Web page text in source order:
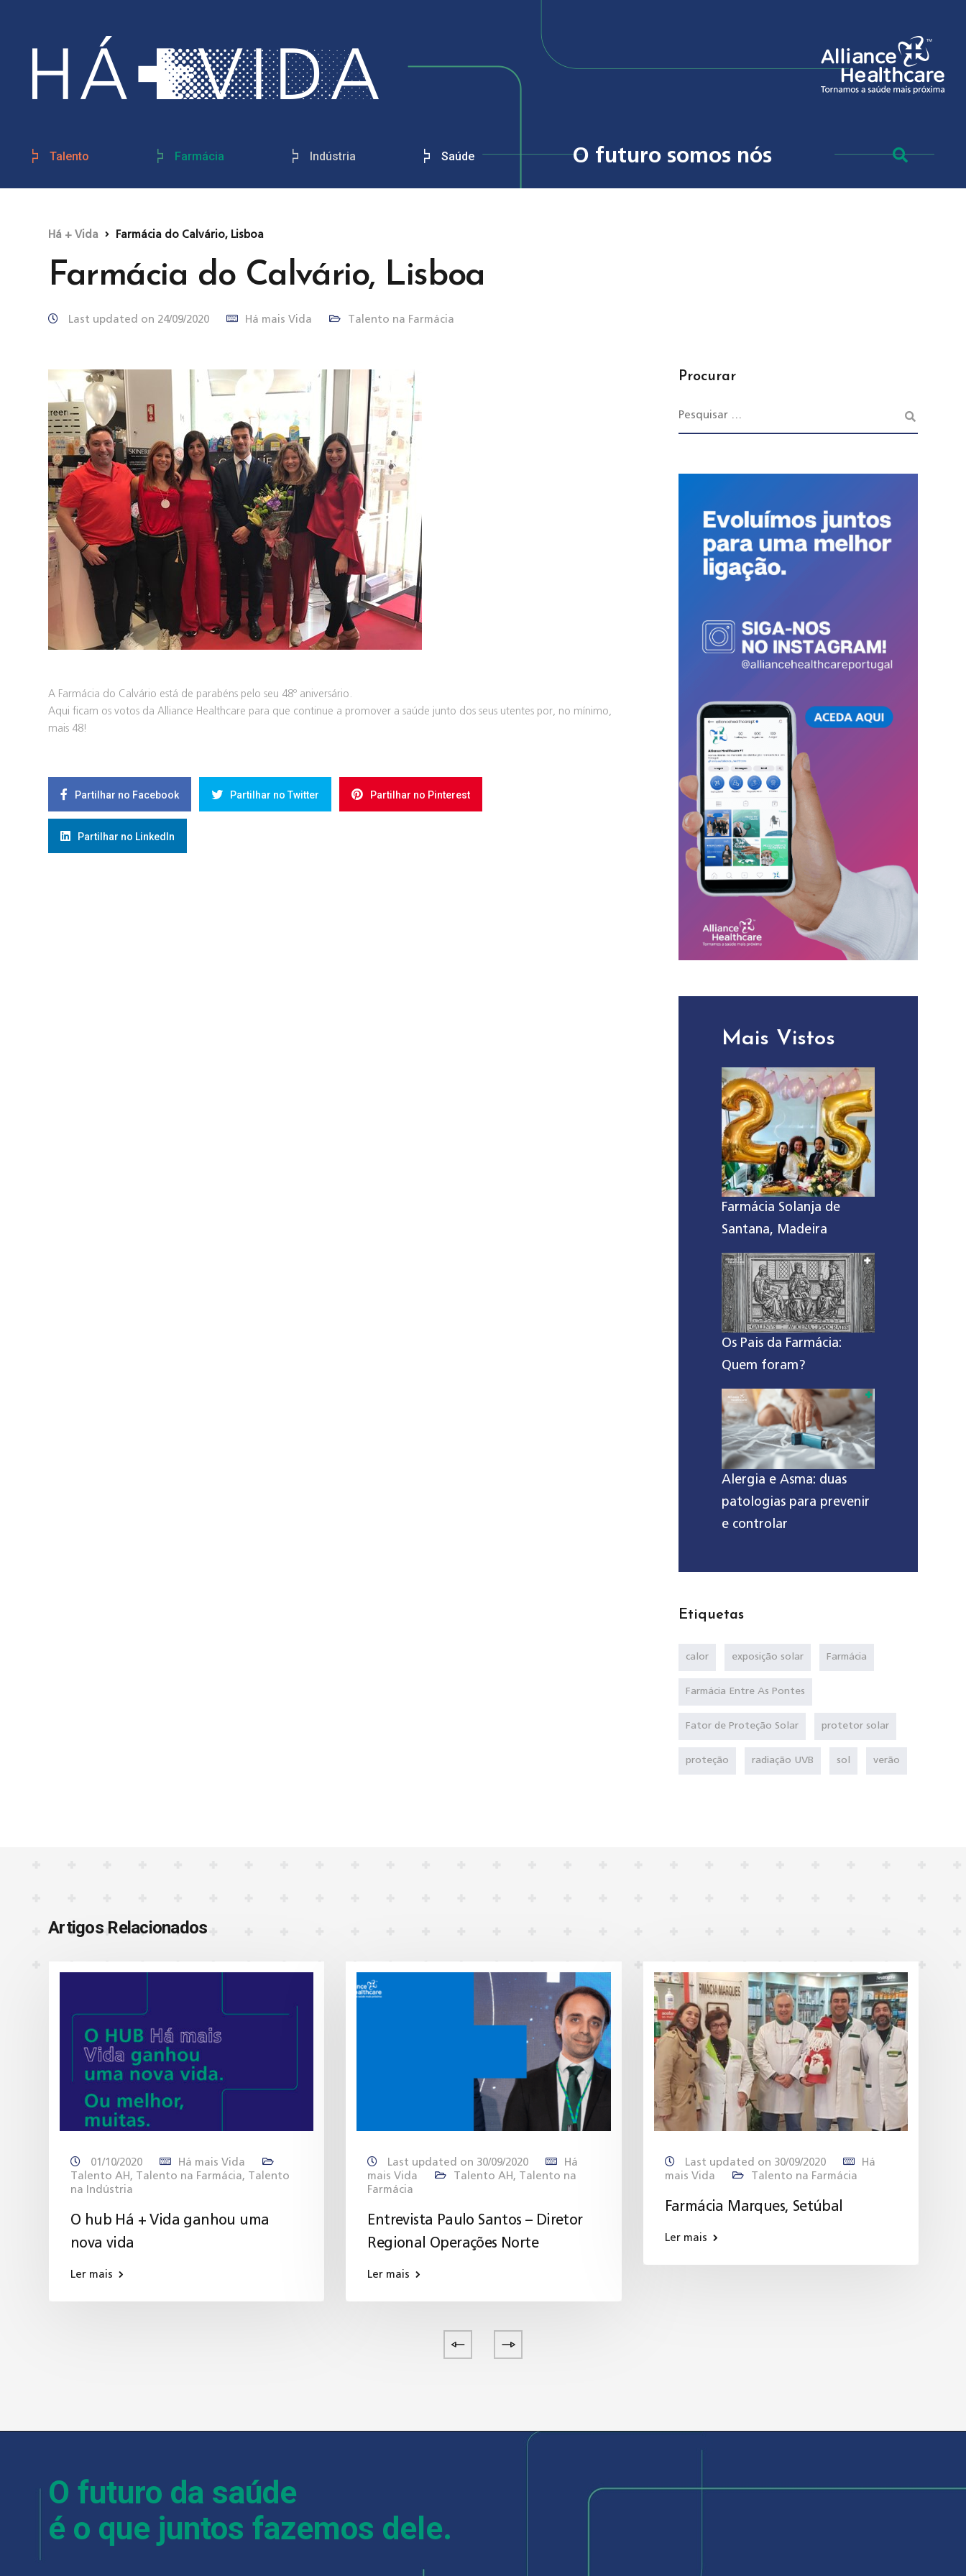
Talento Farmácia Indústria Saúde O futuro somos nós
Há + Vida Farmácia do Calvário, Lisboa
Farmácia do Calvário, Lisboa
Last updated on 24/09/2020 Há mais Vida Talento na Farmácia
A Farmácia do Calvário está de parabéns pelo seu 48º aniversário.
Aqui ficam os votos da Alliance Healthcare para que continue a promover a saúde junto dos seus utentes por, no mínimo,
mais 48!
Partilhar no Facebook Partilhar no Twitter Partilhar no Pinterest
Partilhar no LinkedIn
Procurar
Mais Vistos
Farmácia Solanja de
Santana, Madeira
Os Pais da Farmácia:
Quem foram?
Alergia e Asma: duas
patologias para prevenir
e controlar
Etiquetas
calor exposição solar Farmácia
Farmácia Entre As Pontes
Fator de Proteção Solar protetor solar
proteção radiação UVB sol verão
Artigos Relacionados
01/10/2020
Há mais Vida
Talento AH , Talento na Farmácia,
Talento
na Indústria
O hub Há + Vida ganhou uma
nova vida
Ler mais
Last updated on 30/09/2020
Há
mais Vida
Talento AH ,
Talento na
Farmácia
Entrevista Paulo Santos – Diretor
Regional Operações Norte
Ler mais
Last updated on 30/09/2020
Há
mais Vida
Talento na Farmácia
Farmácia Marques, Setúbal
Ler mais
O futuro da saúde
é o que juntos fazemos dele.